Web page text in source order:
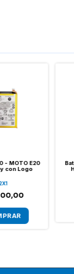
- MOTO E20
con Logo